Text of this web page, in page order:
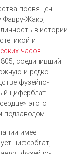
посвящен
Фавру-Жако,
в истории
и
часов
соединивший
и редко
фузейно-
циферблат
этого
подзаводом.
имеет
циферблат,